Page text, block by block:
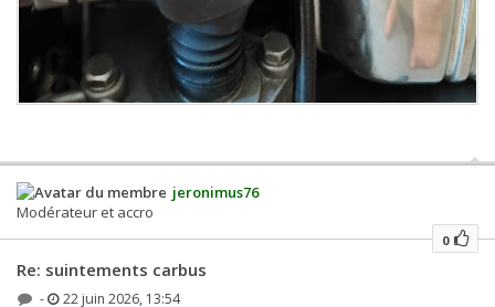
jeronimus76
Modérateur et accro
Re: suintements carbus
- 22 juin 2026, 13:54
0